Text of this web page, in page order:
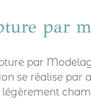
par
par
se réalise par
légèrement